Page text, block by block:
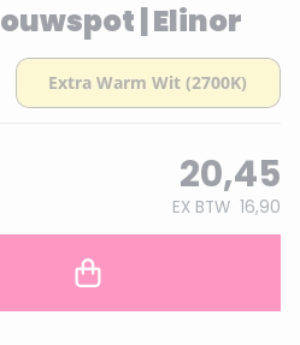
| Elinor
20,45
EX BTW 16,90